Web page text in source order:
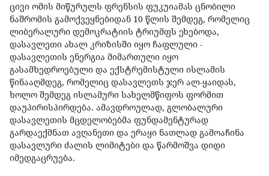
ცივი ომის მიწურულს ფრენსის ფუკუიამას ცნობილი
ნაშრომის გამოქვეყნებიდან 10 წლის შემდეგ, რომელიც
ლიბერალური დემოკრატიის ტრიუმფს ეხებოდა,
დასავლეთი ახალ კრიზისში იყო ჩაფლული -
დასავლეთის ენერგია მიმართული იყო
გასამხედროებული და ექსტრემისტული ისლამის
წინააღმდეგ, რომელიც დასავლეთს ჯერ ალ-ყაიდას,
ხოლო შემდეგ ისლამური სახელმწიფოს ფორმით
დაუპირისპირდება. ამავდროულად, გლობალური
დასავლეთის მცდელობებმა ფუნდამენტურად
გარდაექმნათ ავღანეთი და ერაყი ნათლად გამოაჩინა
დასავლური ძალის ლიმიტები და წარმოშვა დიდი
იმედგაცრუება.